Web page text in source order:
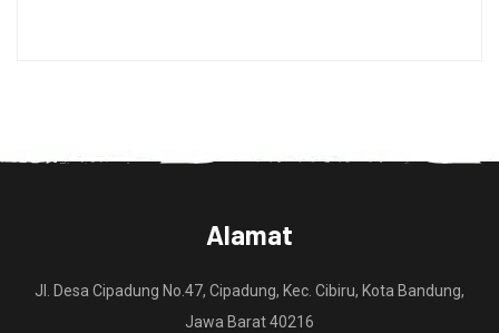
Alamat
Jl. Desa Cipadung No.47, Cipadung, Kec. Cibiru, Kota Bandung,
Jawa Barat 40216